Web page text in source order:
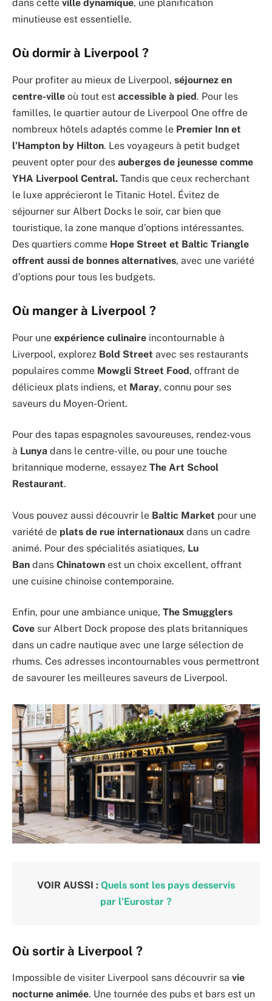
dans cette ville dynamique, une planification
minutieuse est essentielle.
Où dormir à Liverpool ?
Pour profiter au mieux de Liverpool, séjournez en
centre-ville où tout est accessible à pied. Pour les
familles, le quartier autour de Liverpool One offre de
nombreux hôtels adaptés comme le Premier Inn et
l’Hampton by Hilton. Les voyageurs à petit budget
peuvent opter pour des auberges de jeunesse comme
YHA Liverpool Central. Tandis que ceux recherchant
le luxe apprécieront le Titanic Hotel. Évitez de
séjourner sur Albert Docks le soir, car bien que
touristique, la zone manque d’options intéressantes.
Des quartiers comme Hope Street et Baltic Triangle
offrent aussi de bonnes alternatives, avec une variété
d’options pour tous les budgets.
Où manger à Liverpool ?
Pour une expérience culinaire incontournable à
Liverpool, explorez Bold Street avec ses restaurants
populaires comme Mowgli Street Food, offrant de
délicieux plats indiens, et Maray, connu pour ses
saveurs du Moyen-Orient.
Pour des tapas espagnoles savoureuses, rendez-vous
à Lunya dans le centre-ville, ou pour une touche
britannique moderne, essayez The Art School
Restaurant.
Vous pouvez aussi découvrir le Baltic Market pour une
variété de plats de rue internationaux dans un cadre
animé. Pour des spécialités asiatiques, Lu
Ban dans Chinatown est un choix excellent, offrant
une cuisine chinoise contemporaine.
Enfin, pour une ambiance unique, The Smugglers
Cove sur Albert Dock propose des plats britanniques
dans un cadre nautique avec une large sélection de
rhums. Ces adresses incontournables vous permettront
de savourer les meilleures saveurs de Liverpool.
VOIR AUSSI : Quels sont les pays desservis
par l’Eurostar ?
Où sortir à Liverpool ?
Impossible de visiter Liverpool sans découvrir sa vie
nocturne animée. Une tournée des pubs et bars est un